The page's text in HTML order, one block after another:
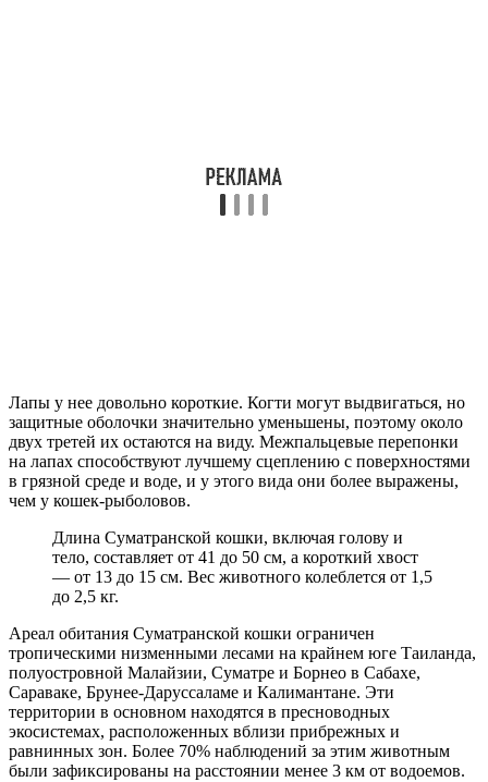
Лапы у нее довольно короткие. Когти могут выдвигаться, но
защитные оболочки значительно уменьшены, поэтому около
двух третей их остаются на виду. Межпальцевые перепонки
на лапах способствуют лучшему сцеплению с поверхностями
в грязной среде и воде, и у этого вида они более выражены,
чем у кошек-рыболовов.
Длина Суматранской кошки, включая голову и
тело, составляет от 41 до 50 см, а короткий хвост
— от 13 до 15 см. Вес животного колеблется от 1,5
до 2,5 кг.
Ареал обитания Суматранской кошки ограничен
тропическими низменными лесами на крайнем юге Таиланда,
полуостровной Малайзии, Суматре и Борнео в Сабахе,
Сараваке, Брунее-Даруссаламе и Калимантане. Эти
территории в основном находятся в пресноводных
экосистемах, расположенных вблизи прибрежных и
равнинных зон. Более 70% наблюдений за этим животным
были зафиксированы на расстоянии менее 3 км от водоемов.